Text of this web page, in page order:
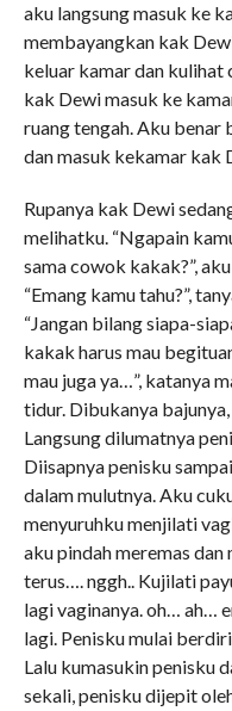
aku langsung masuk ke
membayangkan kak
keluar kamar dan kulihat
kak Dewi masuk ke
ruang tengah. Aku benar
dan masuk kekamar kak
Rupanya kak Dewi
melihatku. “Ngapain
sama cowok kakak?”,
“Emang kamu tahu?”,
“Jangan bilang siapa-
kakak harus mau
mau juga ya…”, katanya
tidur. Dibukanya
Langsung dilumatnya
Diisapnya penisku
dalam mulutnya. Aku
menyuruhku menjilati
aku pindah meremas dan
terus…. nggh.. Kujilati
lagi vaginanya. oh… ah…
lagi. Penisku mulai
Lalu kumasukin penisku
sekali, penisku dijepit